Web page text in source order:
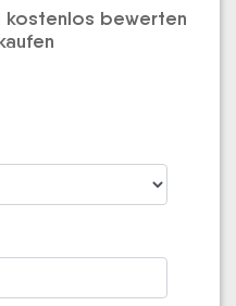
kostenlos bewerten